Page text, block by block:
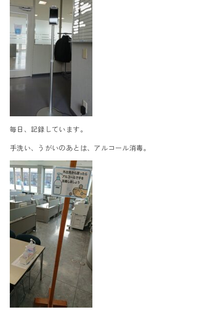
毎日、記録しています。
手洗い、うがいのあとは、アルコール消毒。